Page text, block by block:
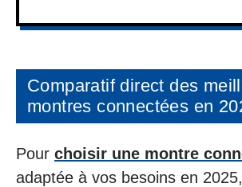
Comparatif direct des
montres connectées en
Pour choisir une montre
adaptée à vos besoins en